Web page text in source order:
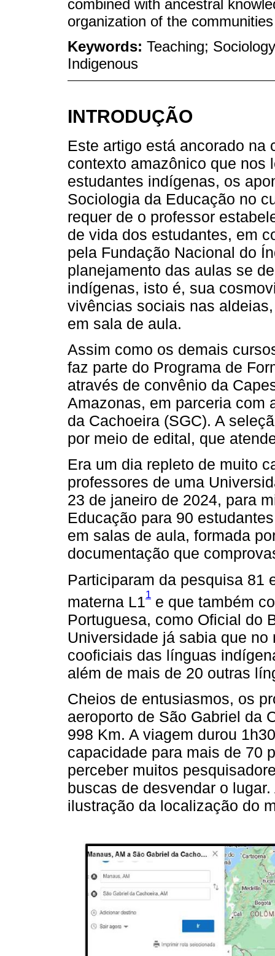
combined with ancestral
organization of the
Keywords: Teaching;
Indigenous
INTRODUÇÃO
Este artigo está ancorado na
contexto amazônico que nos
estudantes indígenas, os
Sociologia da Educação no
requer de o professor
de vida dos estudantes, em
pela Fundação Nacional do
planejamento das aulas se
indígenas, isto é, sua
vivências sociais nas
em sala de aula.
Assim como os demais
faz parte do Programa de
através de convênio da
Amazonas, em parceria com
da Cachoeira (SGC). A
por meio de edital, que
Era um dia repleto de muito
professores de uma
23 de janeiro de 2024, para
Educação para 90
em salas de aula, formada
documentação que
Participaram da pesquisa 81
materna L1 1 e que também
Portuguesa, como Oficial do
Universidade já sabia que
cooficiais das línguas
além de mais de 20 outras
Cheios de entusiasmos, os
aeroporto de São Gabriel da
998 Km. A viagem durou
capacidade para mais de 70
perceber muitos
buscas de desvendar o
ilustração da localização do